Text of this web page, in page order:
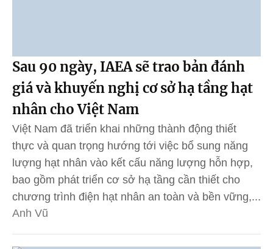
Sau 90 ngày, IAEA sẽ trao bản đánh
giá và khuyến nghị cơ sở hạ tầng hạt
nhân cho Việt Nam
Việt Nam đã triển khai những thành động thiết
thực và quan trọng hướng tới việc bổ sung năng
lượng hạt nhân vào kết cấu năng lượng hỗn hợp,
bao gồm phát triển cơ sở hạ tầng cần thiết cho
chương trình điện hạt nhân an toàn và bền vững,...
Anh Vũ